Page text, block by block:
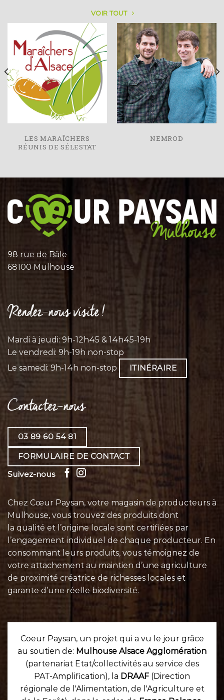
VOIR TOUT
LES MARAÎCHERS
RÉUNIS DE SÉLESTAT
NEMROD
98 rue de Bâle
68100 Mulhouse
Rendez-nous visite !
Mardi à jeudi: 9h-12h45 & 14h45-19h
Le vendredi: 9h-19h non-stop
Le samedi: 9h-14h non-stop
ITINÉRAIRE
Contactez-nous
03 89 60 54 81
FORMULAIRE DE CONTACT
Suivez-nous
Chez Cœur Paysan, votre magasin de producteurs à
Mulhouse, vous trouvez des produits dont
la qualité et l’origine locale sont certifiées par
l’engagement individuel de chaqueproducteur. En
consommant leurs produits, vous témoignez de
votre attachement au maintien d’une agriculture
de proximité créatrice de richesses locales et
garante d’une réelle biodiversité.
Coeur Paysan, un projet qui a vu le jour grâce
au soutien de: Mulhouse Alsace Agglomération
(partenariat Etat/collectivités au service des
PAT-Amplification), la DRAAF (Direction
régionale de l'Alimentation, de l'Agriculture et